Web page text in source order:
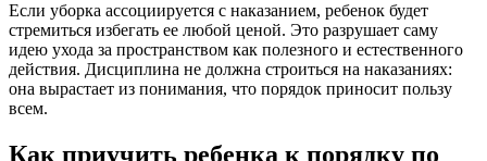
Если уборка ассоциируется с наказанием, ребенок будет
стремиться избегать ее любой ценой. Это разрушает саму
идею ухода за пространством как полезного и естественного
действия. Дисциплина не должна строиться на наказаниях:
она вырастает из понимания, что порядок приносит пользу
всем.
Как приучить ребенка к порядку по